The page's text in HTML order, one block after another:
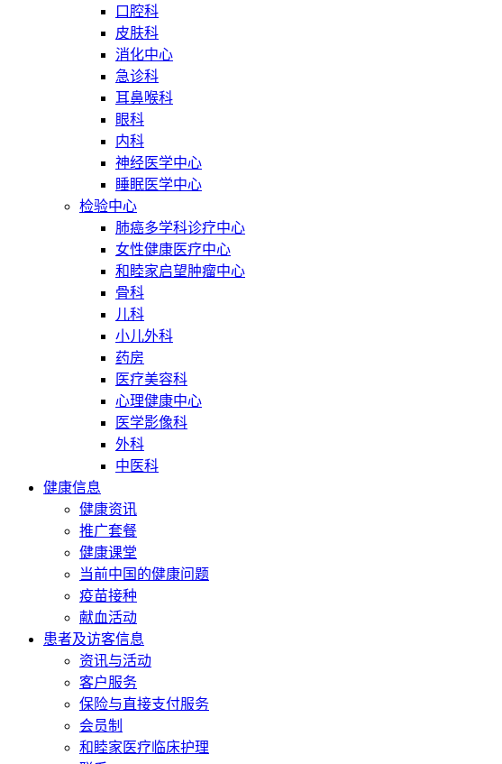
口腔科
皮肤科
消化中心
急诊科
耳鼻喉科
眼科
内科
神经医学中心
睡眠医学中心
检验中心
肺癌多学科诊疗中心
女性健康医疗中心
和睦家启望肿瘤中心
骨科
儿科
小儿外科
药房
医疗美容科
心理健康中心
医学影像科
外科
中医科
健康信息
健康资讯
推广套餐
健康课堂
当前中国的健康问题
疫苗接种
献血活动
患者及访客信息
资讯与活动
客户服务
保险与直接支付服务
会员制
和睦家医疗临床护理